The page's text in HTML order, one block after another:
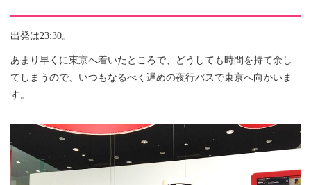
出発は23:30。
あまり早くに東京へ着いたところで、どうしても時間を持て余し
てしまうので、いつもなるべく遅めの夜行バスで東京へ向かいま
す。